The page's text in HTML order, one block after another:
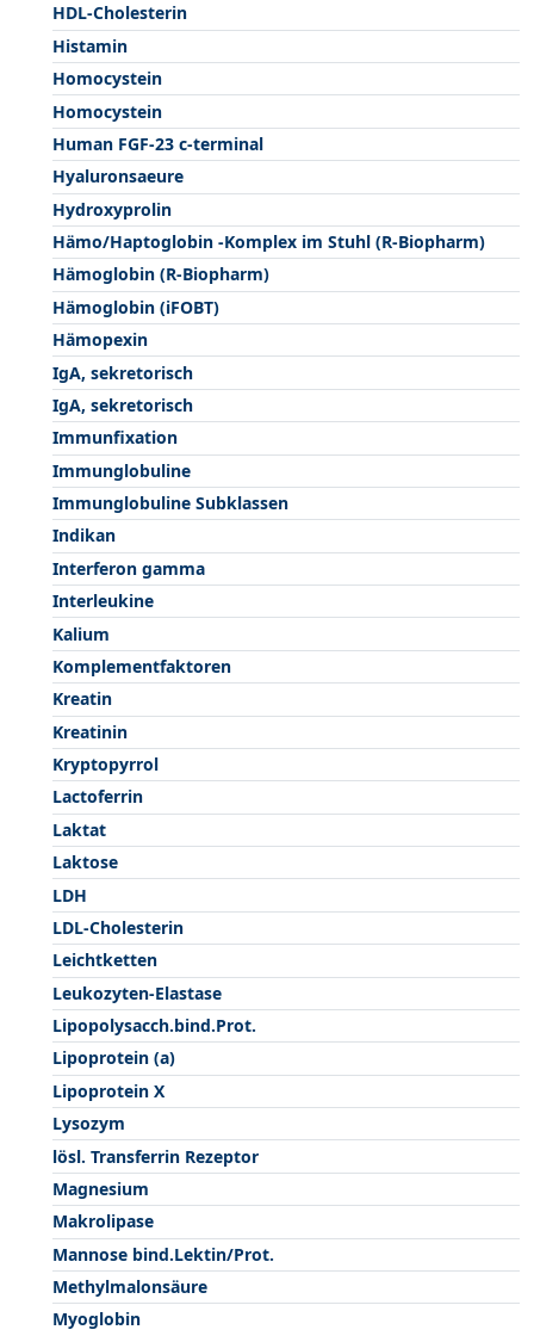
HDL-Cholesterin
Histamin
Homocystein
Homocystein
Human FGF-23 c-terminal
Hyaluronsaeure
Hydroxyprolin
Hämo/Haptoglobin -Komplex im Stuhl (R-Biopharm)
Hämoglobin (R-Biopharm)
Hämoglobin (iFOBT)
Hämopexin
IgA, sekretorisch
IgA, sekretorisch
Immunfixation
Immunglobuline
Immunglobuline Subklassen
Indikan
Interferon gamma
Interleukine
Kalium
Komplementfaktoren
Kreatin
Kreatinin
Kryptopyrrol
Lactoferrin
Laktat
Laktose
LDH
LDL-Cholesterin
Leichtketten
Leukozyten-Elastase
Lipopolysacch.bind.Prot.
Lipoprotein (a)
Lipoprotein X
Lysozym
lösl. Transferrin Rezeptor
Magnesium
Makrolipase
Mannose bind.Lektin/Prot.
Methylmalonsäure
Myoglobin